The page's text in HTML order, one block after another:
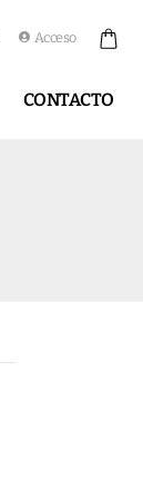
Acceso
CONTACTO